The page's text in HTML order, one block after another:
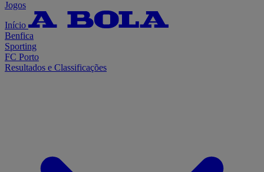
Jogos
Início
Benfica
Sporting
FC Porto
Resultados e Classificações